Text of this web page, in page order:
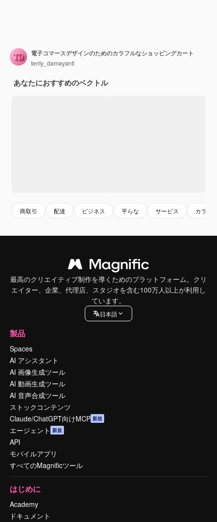
電子コマースデザインのためのカラフルなショッピングカート
tenty_damayanti
あなたにおすすめのベクトル
商取引 配達 ビジネス 平らな サービス カラフ
最高のクリエイティブ制作を導くためのプラットフォーム。クリ
エイター、企業、代理店、スタジオを含む100万人以上が利用し
ています。
日本語
製品
Spaces
AI アシスタント
AI 画像生成ツール
AI 動画生成ツール
AI 音声合成ツール
ストックコンテンツ
Claude/ChatGPT向けMCP 新規
エージェント 新規
API
モバイルアプリ
すべてのMagnificツール
はじめに
Academy
ドキュメント